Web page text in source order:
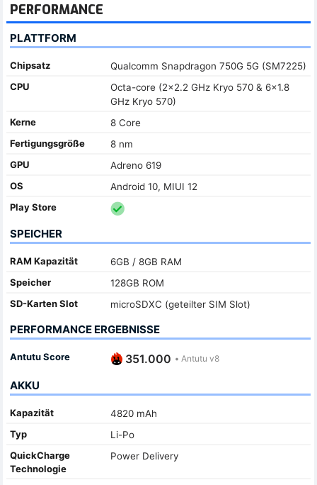
PERFORMANCE
PLATTFORM
Chipsatz
Qualcomm Snapdragon 750G 5G (SM7225)
CPU
Octa-core (2x2.2 GHz Kryo 570 & 6x1.8
GHz Kryo 570)
Kerne
8 Core
Fertigungsgröße
8 nm
GPU
Adreno 619
OS
Android 10, MIUI 12
Play Store
SPEICHER
RAM Kapazität
6GB / 8GB RAM
Speicher
128GB ROM
SD-Karten Slot
microSDXC (geteilter SIM Slot)
PERFORMANCE ERGEBNISSE
Antutu Score 351.000 • Antutu v8
AKKU
Kapazität
4820 mAh
Typ
Li-Po
QuickCharge
Technologie
Power Delivery